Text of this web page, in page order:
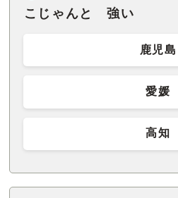
こじゃんと 強い
鹿児島
愛媛
高知